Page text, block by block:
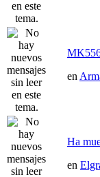
en
Ha
en